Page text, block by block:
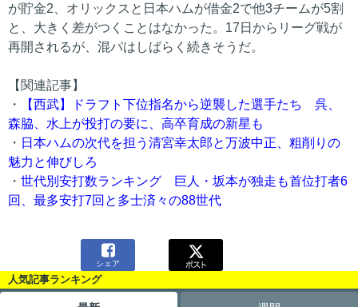
が貯金2、オリックスと日本ハムが借金2で他3チームが5割
と、大きく差がつくことはなかった。17日からリーグ戦が
再開されるが、混パはしばらく続きそうだ。
【関連記事】
・
【西武】ドラフト下位指名から逆襲した選手たち 呉、
森脇、水上が投打の要に、高卒育成の新星も
・ 日本ハムの次代を担う清宮幸太郎と万波中正、粗削りの
魅力と伸びしろ
・ 世代別安打数ランキング 巨人・坂本が独走も首位打者6
回、最多安打7回と多士済々の88世代

シェア
人気記事ランキング